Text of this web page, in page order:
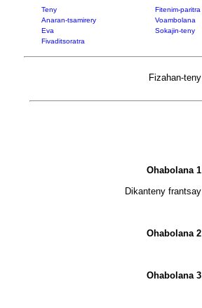
Teny Fitenim-paritra
Anaran-tsamirery
Voambolana
Eva
Sokajin-teny
Fivaditsoratra
Fizahan-teny
Ohabolana 1
Dikanteny frantsay
Ohabolana 2
Ohabolana 3